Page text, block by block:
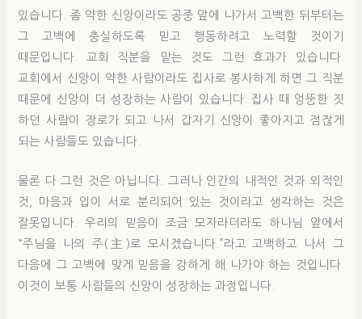
있습니다. 좀 약한 신앙이라도 공중 앞에 나가서 고백한 뒤부터는
그 고백에 충실하도록 믿고 행동하려고 노력할 것이기
때문입니다. 교회 직분을 맡는 것도 그런 효과가 있습니다.
교회에서 신앙이 약한 사람이라도 집사로 봉사하게 하면 그 직분
때문에 신앙이 더 성장하는 사람이 있습니다. 집사 때 엉뚱한 짓
하던 사람이 장로가 되고 나서 갑자기 신앙이 좋아지고 점잖게
되는 사람들도 있습니다.
물론 다 그런 것은 아닙니다. 그러나 인간의 내적인 것과 외적인
것, 마음과 입이 서로 분리되어 있는 것이라고 생각하는 것은
잘못입니다. 우리의 믿음이 조금 모자라더라도 하나님 앞에서
“주님을 나의 주(主)로 모시겠습니다.”라고 고백하고 나서 그
다음에 그 고백에 맞게 믿음을 강하게 해 나가야 하는 것입니다.
이것이 보통 사람들의 신앙이 성장하는 과정입니다.